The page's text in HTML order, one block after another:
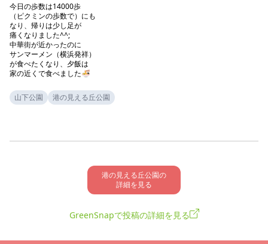
今日の歩数は14000歩
（ピクミンの歩数で）にも
なり、帰りは少し足が
痛くなりました^^;
中華街が近かったのに
サンマーメン（横浜発祥）
が食べたくなり、夕飯は
家の近くで食べました🍜
山下公園 港の見える丘公園
港の見える丘公園の
詳細を見る
GreenSnapで投稿の詳細を見る